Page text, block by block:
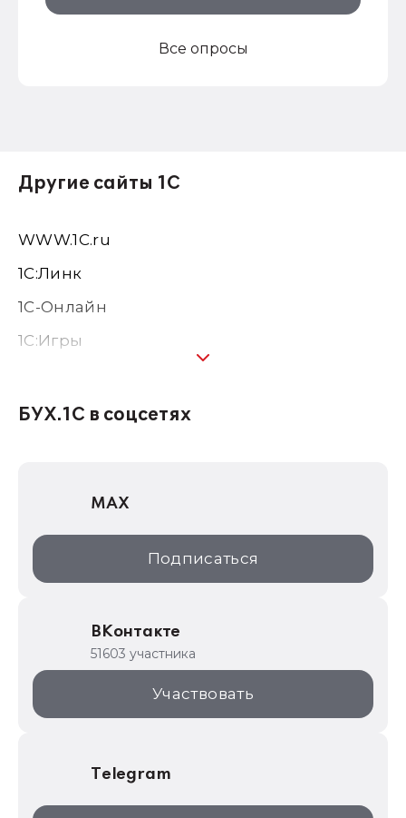
Все опросы
Другие сайты 1С
WWW.1С.ru
1С:Линк
1С-Онлайн
1C:Игры
1С:Консалтинг
1С:Дистрибьюция
1С:Образование
ИТС.1C.ru
1С:Торговая площадка
БУХ.1С в соцсетях
MAX
Подписаться
ВКонтакте
51603 участника
Участвовать
Telegram